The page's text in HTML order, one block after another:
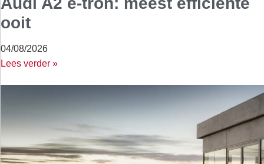
ooit
04/08/2026
Lees verder »